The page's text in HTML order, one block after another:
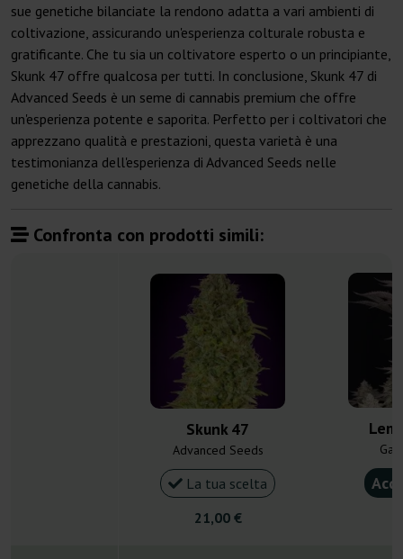
sue genetiche bilanciate la rendono adatta a vari ambienti di
coltivazione, assicurando un'esperienza colturale robusta e
gratificante. Che tu sia un coltivatore esperto o un principiante,
Skunk 47 offre qualcosa per tutti. In conclusione, Skunk 47 di
Advanced Seeds è un seme di cannabis premium che offre
un'esperienza potente e saporita. Perfetto per i coltivatori che
apprezzano qualità e prestazioni, questa varietà è una
testimonianza dell'esperienza di Advanced Seeds nelle
genetiche della cannabis.
Confronta con prodotti simili:
Skunk 47
Advanced Seeds
La tua scelta
21,00 €